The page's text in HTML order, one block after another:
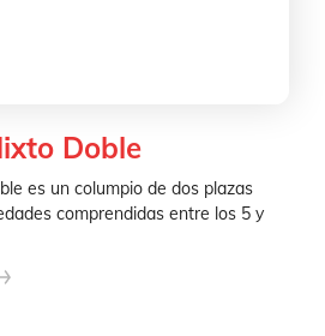
Doble
es un columpio de dos plazas
comprendidas entre los 5 y